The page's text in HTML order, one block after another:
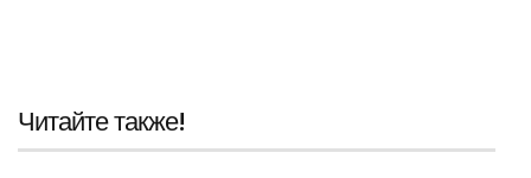
Читайте также!